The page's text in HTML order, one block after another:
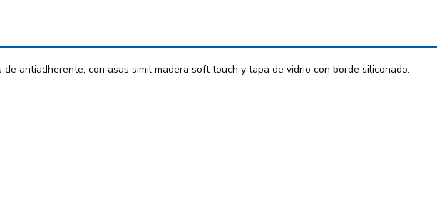
antiadherente, con asas simil madera soft touch y tapa de vidrio con borde siliconado.